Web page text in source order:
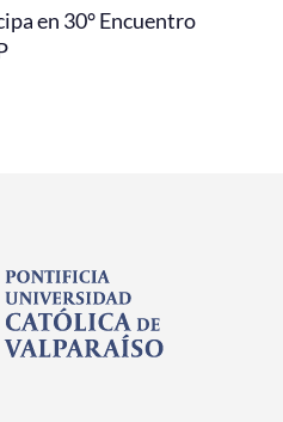
en 30° Encuentro